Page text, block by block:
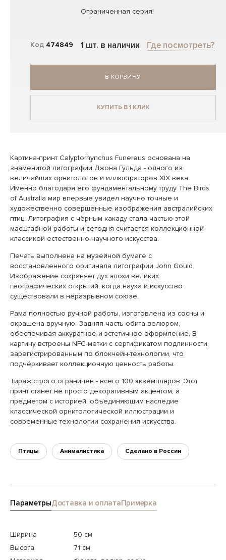
Код 474849
Ограниченная серия!
1 шт. в наличии Где посмотреть?
В КОРЗИНУ
КУПИТЬ В 1 КЛИК
Картина-принт Calyptorhynchus Funereus основана на
знаменитой литографии Джона Гульда - одного из
величайших орнитологов и иллюстраторов XIX века.
Именно благодаря его фундаментальному труду The Birds
of Australia мир впервые увидел научно точные и
художественно совершенные изображения австралийских
птиц. Литография с чёрным какаду стала частью этой
масштабной работы и сегодня считается коллекционной
классикой естественно-научного искусства.
Печать выполнена на музейной бумаге с
восстановленного оригинала литографии John Gould.
Изображение сохраняет дух эпохи великих
географических открытий, когда наука и искусство
существовали в неразрывном союзе.
Рама полностью ручной работы, изготовлена из сосны и
окрашена вручную. Задняя часть обита велюром,
обеспечивая аккуратное и эстетичное оформление. В
картину встроены NFC-метки с сертификатом подлинности,
зарегистрированным по блокчейн-технологии, что
подчёркивает коллекционную ценность работы.
Тираж строго ограничен - всего 100 экземпляров. Этот
принт станет не просто декоративным акцентом, а
предметом с историей, объединяющим наследие
классической орнитологической иллюстрации и
современные технологии сохранения искусства.
Птицы Анималистика Сделано в России
ПараметрыДоставка и оплатаПримерка
Ширина
50 см
Высота
71 см